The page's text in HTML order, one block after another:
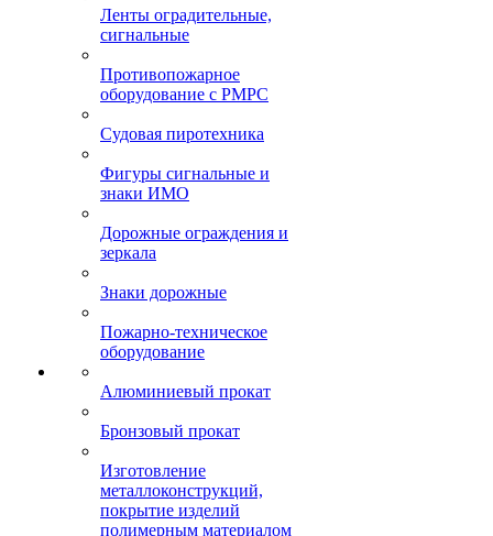
Ленты оградительные,
сигнальные
Противопожарное
оборудование с РМРС
Судовая пиротехника
Фигуры сигнальные и
знаки ИМО
Дорожные ограждения и
зеркала
Знаки дорожные
Пожарно-техническое
оборудование
Алюминиевый прокат
Бронзовый прокат
Изготовление
металлоконструкций,
покрытие изделий
полимерным материалом